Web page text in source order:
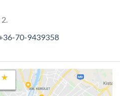
70-9439358